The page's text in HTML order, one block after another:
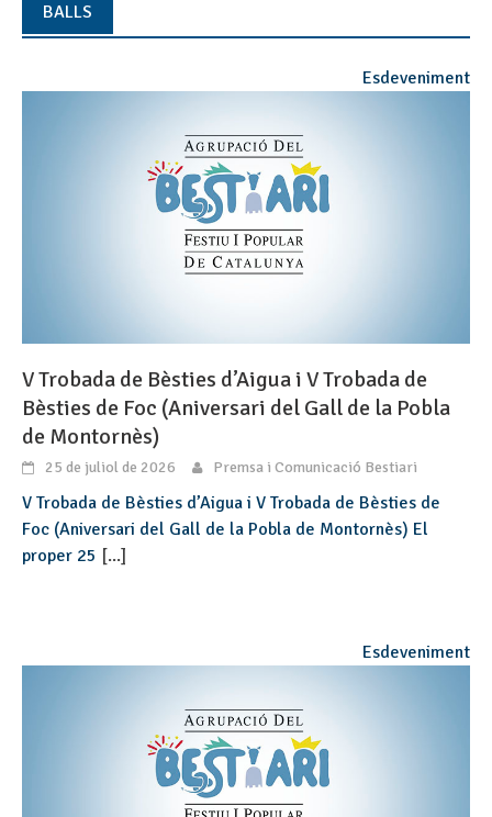
BALLS
Esdeveniment
V Trobada de Bèsties d’Aigua i V Trobada de
Bèsties de Foc (Aniversari del Gall de la Pobla
de Montornès)
25 de juliol de 2026 Premsa i Comunicació Bestiari
V Trobada de Bèsties d’Aigua i V Trobada de Bèsties de
Foc (Aniversari del Gall de la Pobla de Montornès) El
proper 25 [...]
Esdeveniment